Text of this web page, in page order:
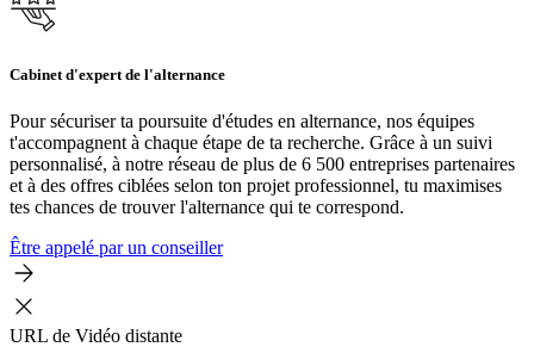
Cabinet d'expert de l'alternance
Pour sécuriser ta poursuite d'études en alternance, nos équipes
t'accompagnent à chaque étape de ta recherche. Grâce à un suivi
personnalisé, à notre réseau de plus de 6 500 entreprises partenaires
et à des offres ciblées selon ton projet professionnel, tu maximises
tes chances de trouver l'alternance qui te correspond.
Être appelé par un conseiller
URL de Vidéo distante